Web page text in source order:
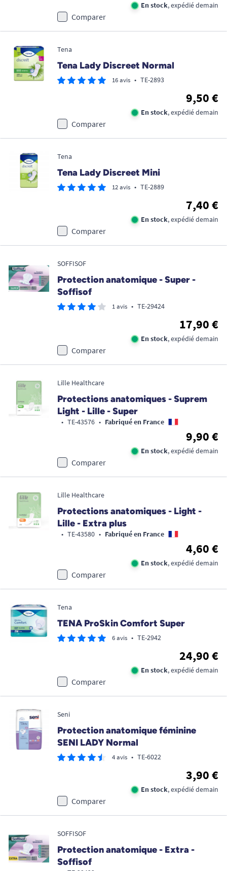
En stock, expédié demain
Comparer
Tena
Tena Lady Discreet Normal
16 avis • TE-2893
9,50 €
En stock, expédié demain
Comparer
Tena
Tena Lady Discreet Mini
12 avis • TE-2889
7,40 €
En stock, expédié demain
Comparer
SOFFISOF
Protection anatomique - Super -
Soffisof
1 avis • TE-29424
17,90 €
En stock, expédié demain
Comparer
Lille Healthcare
Protections anatomiques - Suprem
Light - Lille - Super
• TE-43576 • Fabriqué en France
9,90 €
En stock, expédié demain
Comparer
Lille Healthcare
Protections anatomiques - Light -
Lille - Extra plus
• TE-43580 • Fabriqué en France
4,60 €
En stock, expédié demain
Comparer
Tena
TENA ProSkin Comfort Super
6 avis • TE-2942
24,90 €
En stock, expédié demain
Comparer
Seni
Protection anatomique féminine
SENI LADY Normal
4 avis • TE-6022
3,90 €
En stock, expédié demain
Comparer
SOFFISOF
Protection anatomique - Extra -
Soffisof